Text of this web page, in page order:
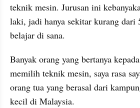
teknik mesin. Jurusan ini
laki, jadi hanya sekitar kurang dari
belajar di sana.
Banyak orang yang bertanya
memilih teknik mesin, saya rasa
orang tua yang berasal dari
kecil di Malaysia.